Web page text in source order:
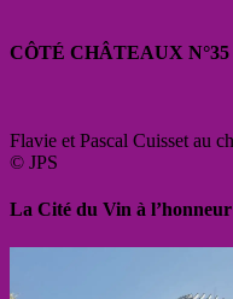
CÔTÉ CHÂTEAUX
Flavie et Pascal Cuisset au
© JPS
La Cité du Vin à